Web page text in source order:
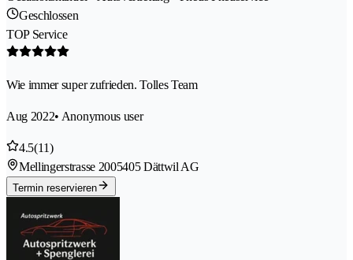
Geschlossen
TOP Service
Wie immer super zufrieden. Tolles Team
Aug 2022• Anonymous user
4.5(11)
Mellingerstrasse 2005405 Dättwil AG
Termin reservieren